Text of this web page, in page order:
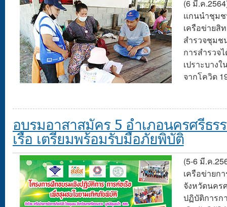
(6 มี.ค
แกนนำชุมช
เครือข่ายสิ
สำรวจชุมช
การสำรวจ
เปราะบาง
จากโควิด
อบรมอาสาสมัคร 5 อำเภอนครศรีธร
เรือ เตรียมพร้อมรับมือภัยพิบัติ
(5-6 มี.ค
เครือข่ายก
จังหวัดนคร
ปฏิบัติการก